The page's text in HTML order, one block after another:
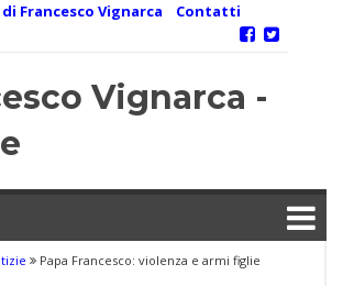
Francesco Vignarca
Contatti
Vignarca -
Papa Francesco: violenza e armi figlie